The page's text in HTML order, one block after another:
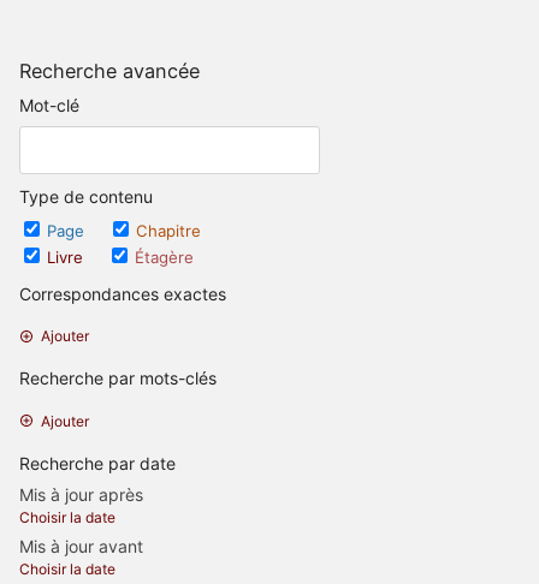
Recherche avancée
Mot-clé
Type de contenu
Page
Chapitre
Livre
Étagère
Correspondances exactes
Ajouter
Recherche par mots-clés
Ajouter
Recherche par date
Mis à jour après
Choisir la date
Mis à jour avant
Choisir la date